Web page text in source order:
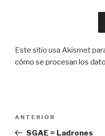
Este sitio usa Akismet
cómo se procesan los
Entrada
anterior:
ANTERIOR
SGAE = Ladrones